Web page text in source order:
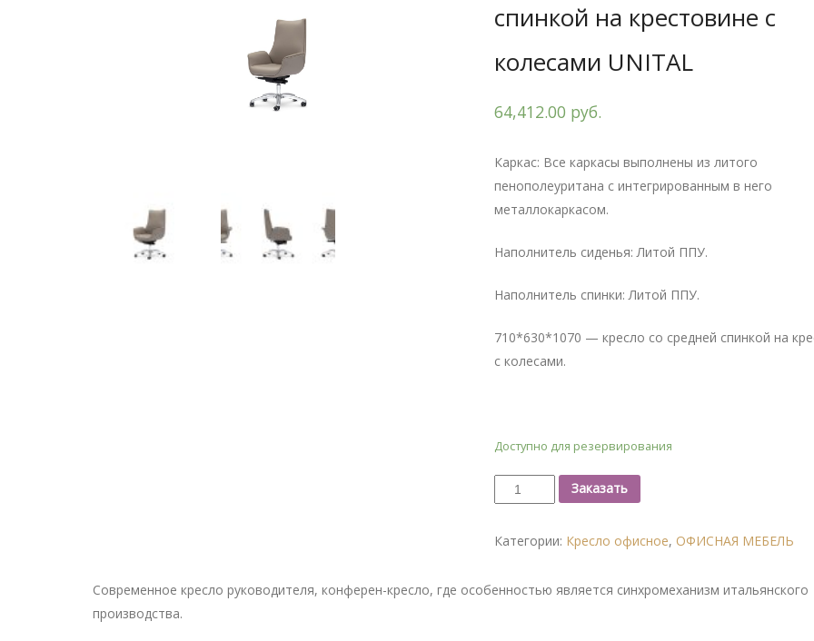
спинкой на крестовине с
колесами UNITAL
64,412.00 руб.
Каркас: Все каркасы выполнены из литого
пенополеуритана с интегрированным в него
металлокаркасом.
Наполнитель сиденья: Литой ППУ.
Наполнитель спинки: Литой ППУ.
710*630*1070 — кресло со средней спинкой на
с колесами.
Доступно для резервирования
Заказать
Категории: Кресло офисное, ОФИСНАЯ МЕБЕЛЬ
Современное кресло руководителя, конферен-кресло, где особенностью является синхромеханизм итальянского
производства.